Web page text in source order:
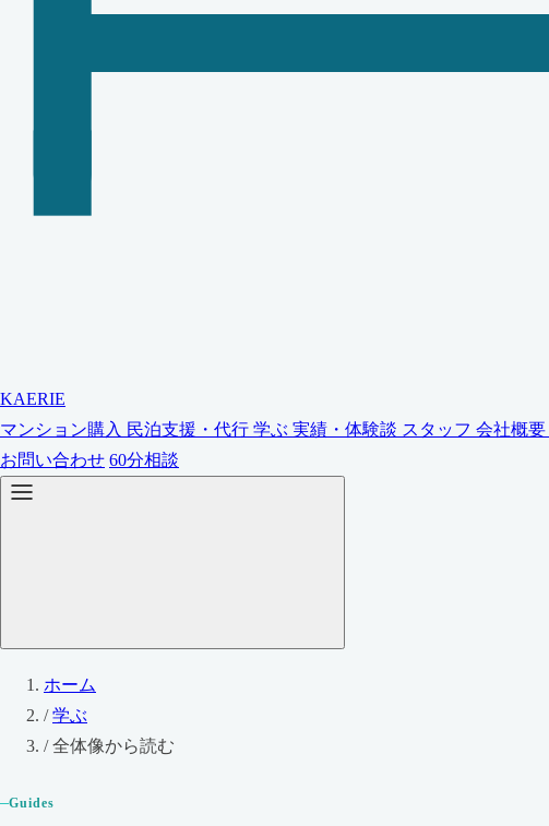
KAERIE
マンション購入 民泊支援・代行 学ぶ 実績・体験談 スタッフ 会社概要
お問い合わせ 60分相談
ホーム
/ 学ぶ
/ 全体像から読む
Guides